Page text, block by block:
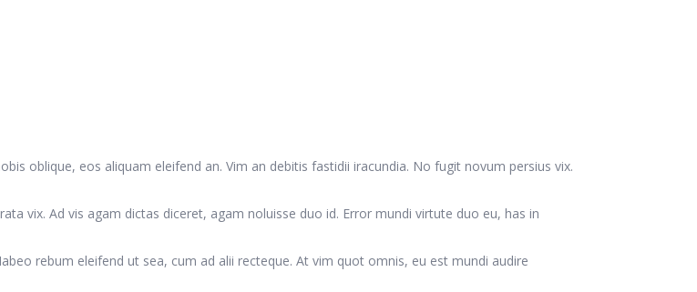
oblique, eos aliquam eleifend an. Vim an debitis fastidii iracundia. No fugit novum persius vix.
vix. Ad vis agam dictas diceret, agam noluisse duo id. Error mundi virtute duo eu, has in
rebum eleifend ut sea, cum ad alii recteque. At vim quot omnis, eu est mundi audire